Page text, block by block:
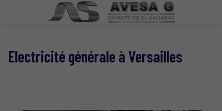
Electricité générale à Versailles